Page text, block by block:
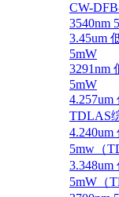
CW-
3540nm
3.45um
5mW
3291nm
5mW
TDLAS
5mw（
5mW（